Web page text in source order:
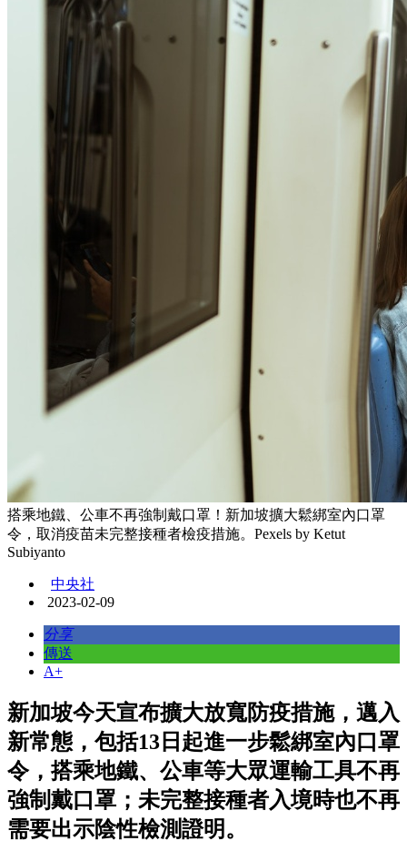
搭乘地鐵、公車不再強制戴口罩！新加坡擴大鬆綁室內口罩
令，取消疫苗未完整接種者檢疫措施。Pexels by Ketut
Subiyanto
中央社
2023-02-09
分享
傳送
A+
新加坡今天宣布擴大放寬防疫措施，邁入
新常態，包括13日起進一步鬆綁室內口罩
令，搭乘地鐵、公車等大眾運輸工具不再
強制戴口罩；未完整接種者入境時也不再
需要出示陰性檢測證明。